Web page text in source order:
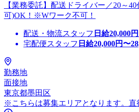
【業務委託】配送ドライバー／20～
可)OK！※Wワーク不可！
配送・物流スタッフ 日給20,000
宅配便スタッフ 日給20,000円〜
勤務地
面接地
東京都墨田区
※こちらは募集エリアとなります。